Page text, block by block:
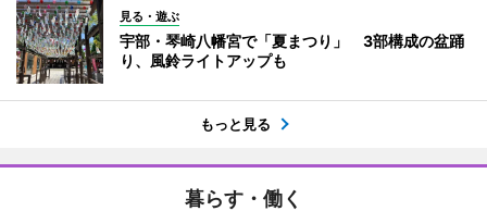
見る・遊ぶ
宇部・琴崎八幡宮で「夏まつり」 3部構成の盆踊
り、風鈴ライトアップも
もっと見る
暮らす・働く